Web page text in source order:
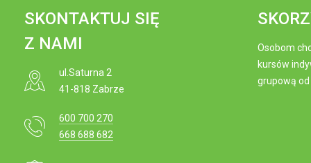
SKONTAKTUJ SIĘ
Z NAMI
ul.Saturna 2
41-818 Zabrze
600 700 270
668 688 682
Osobom
kursów
grupową od